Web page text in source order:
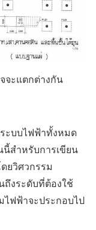
จะแตกต่างกัน
ะบบไฟฟ้าทั้งหมด
นี้สำหรับการเขียน
ยวิศวกรรม
ถึงระดับที่ต้องใช้
ไฟฟ้าจะประกอบไป